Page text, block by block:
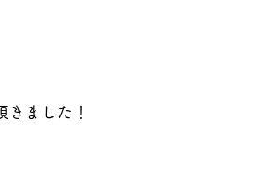
きました！